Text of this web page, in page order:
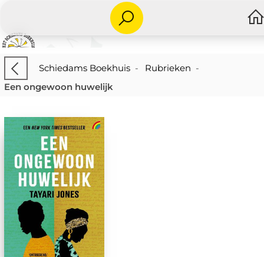
Schiedams Boekhuis- Rubrieken -
Een ongewoon huwelijk